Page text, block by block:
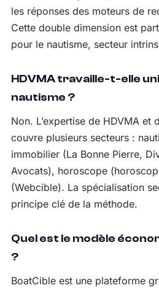
les réponses des moteurs de
Cette double dimension est
pour le nautisme, secteur
HDVMA travaille-t-elle
nautisme ?
Non. L’expertise de HDVMA et
couvre plusieurs secteurs :
immobilier (La Bonne Pierre,
Avocats), horoscope
(Webcible). La spécialisation
principe clé de la méthode.
Quel est le modèle
?
BoatCible est une plateforme